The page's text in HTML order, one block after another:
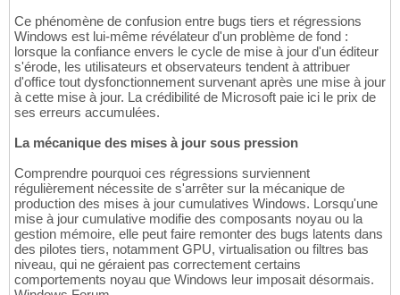
Ce phénomène de confusion entre bugs tiers et régressions
Windows est lui-même révélateur d'un problème de fond :
lorsque la confiance envers le cycle de mise à jour d'un éditeur
s'érode, les utilisateurs et observateurs tendent à attribuer
d'office tout dysfonctionnement survenant après une mise à jour
à cette mise à jour. La crédibilité de Microsoft paie ici le prix de
ses erreurs accumulées.
La mécanique des mises à jour sous pression
Comprendre pourquoi ces régressions surviennent
régulièrement nécessite de s'arrêter sur la mécanique de
production des mises à jour cumulatives Windows. Lorsqu'une
mise à jour cumulative modifie des composants noyau ou la
gestion mémoire, elle peut faire remonter des bugs latents dans
des pilotes tiers, notamment GPU, virtualisation ou filtres bas
niveau, qui ne géraient pas correctement certains
comportements noyau que Windows leur imposait désormais.